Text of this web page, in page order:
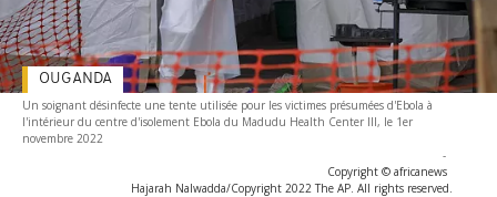
Un soignant désinfecte une tente utilisée pour les victimes présumées d'Ebola à
l'intérieur du centre d'isolement Ebola du Madudu Health Center III, le 1er
novembre 2022
-
Copyright © africanews
Hajarah Nalwadda/Copyright 2022 The AP. All rights reserved.
OUGANDA